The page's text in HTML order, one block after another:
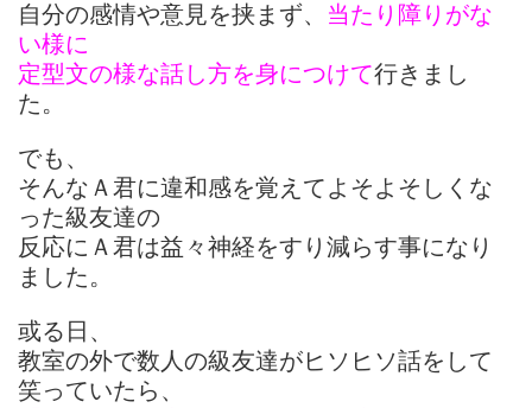
自分の感情や意見を挟まず、 当たり障りがな
い様に
定型文の様な話し方を身につけて行きまし
た。
でも、
そんなＡ君に違和感を覚えてよそよそしくな
った級友達の
反応にＡ君は益々神経をすり減らす事になり
ました。
或る日、
教室の外で数人の級友達がヒソヒソ話をして
笑っていたら、